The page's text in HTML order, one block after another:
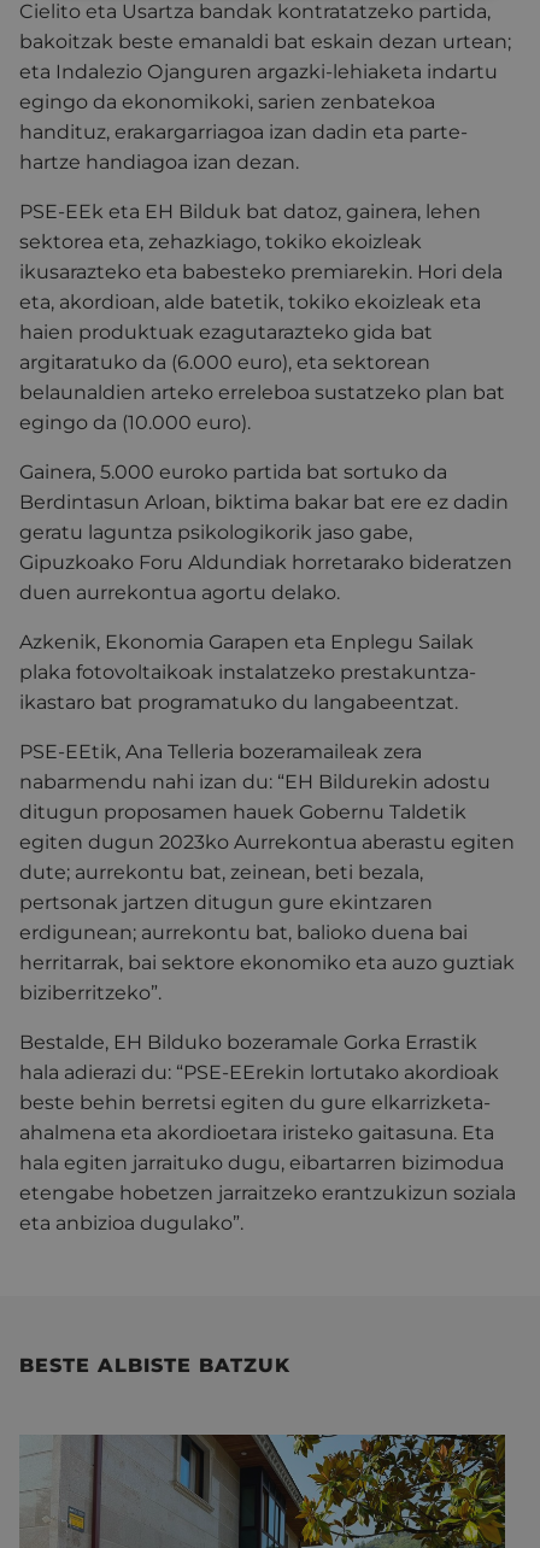
Cielito eta Usartza bandak kontratatzeko partida,
bakoitzak beste emanaldi bat eskain dezan urtean;
eta Indalezio Ojanguren argazki-lehiaketa indartu
egingo da ekonomikoki, sarien zenbatekoa
handituz, erakargarriagoa izan dadin eta parte-
hartze handiagoa izan dezan.
PSE-EEk eta EH Bilduk bat datoz, gainera, lehen
sektorea eta, zehazkiago, tokiko ekoizleak
ikusarazteko eta babesteko premiarekin. Hori dela
eta, akordioan, alde batetik, tokiko ekoizleak eta
haien produktuak ezagutarazteko gida bat
argitaratuko da (6.000 euro), eta sektorean
belaunaldien arteko erreleboa sustatzeko plan bat
egingo da (10.000 euro).
Gainera, 5.000 euroko partida bat sortuko da
Berdintasun Arloan, biktima bakar bat ere ez dadin
geratu laguntza psikologikorik jaso gabe,
Gipuzkoako Foru Aldundiak horretarako bideratzen
duen aurrekontua agortu delako.
Azkenik, Ekonomia Garapen eta Enplegu Sailak
plaka fotovoltaikoak instalatzeko prestakuntza-
ikastaro bat programatuko du langabeentzat.
PSE-EEtik, Ana Telleria bozeramaileak zera
nabarmendu nahi izan du: “EH Bildurekin adostu
ditugun proposamen hauek Gobernu Taldetik
egiten dugun 2023ko Aurrekontua aberastu egiten
dute; aurrekontu bat, zeinean, beti bezala,
pertsonak jartzen ditugun gure ekintzaren
erdigunean; aurrekontu bat, balioko duena bai
herritarrak, bai sektore ekonomiko eta auzo guztiak
biziberritzeko”.
Bestalde, EH Bilduko bozeramale Gorka Errastik
hala adierazi du: “PSE-EErekin lortutako akordioak
beste behin berretsi egiten du gure elkarrizketa-
ahalmena eta akordioetara iristeko gaitasuna. Eta
hala egiten jarraituko dugu, eibartarren bizimodua
etengabe hobetzen jarraitzeko erantzukizun soziala
eta anbizioa dugulako”.
BESTE ALBISTE BATZUK